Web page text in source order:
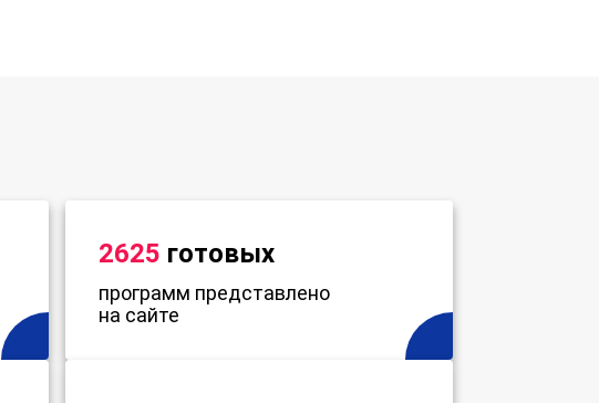
2625 готовых
программ представлено
на сайте